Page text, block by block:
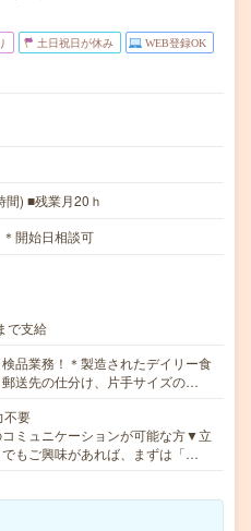
土日祝日が休み WEB登録OK
) ■残業月20ｈ
開始日相談可
で支給
品業務！＊製造されたデイリー食
送先の仕分け、片手サイズの…
不要
ミュニケーションが可能な方▼立
もご興味があれば、まずは「…